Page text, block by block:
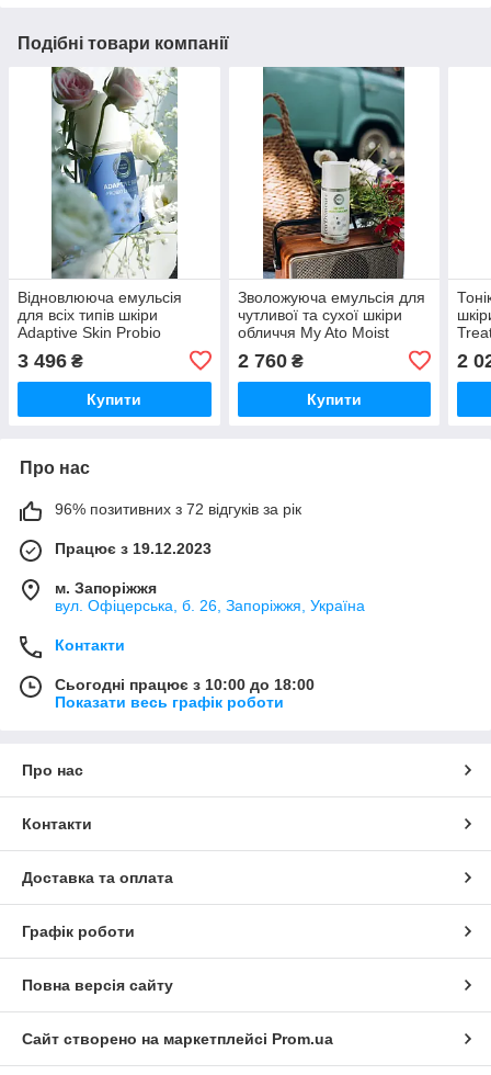
Подібні товари компанії
Відновлююча емульсія
для всіх типів шкіри
Adaptive Skin Probio
Emulsion JeuDerm, 100 мл
3 496 ₴
Купити
Зволожуюча емульсія для
чутливої та сухої шкіри
обличчя My Ato Moist
Emulsion JeuDerm, 100 мл
2 760₴
Купити
2
Про нас
96% позитивних з 72 відгуків за рік
Працює з 19.12.2023
м. Запоріжжя
вул. Офіцерська, б. 26, Запоріжжя, Україна
Контакти
Сьогодні працює з 10:00 до 18:00
Показати весь графік роботи
Про нас
Контакти
Доставка та оплата
Графік роботи
Повна версія сайту
Сайт створено на маркетплейсі Prom.ua